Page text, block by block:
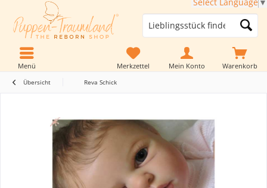
Warenkorb
Merkzettel Mein Konto
Menü
Übersicht Reva Schick